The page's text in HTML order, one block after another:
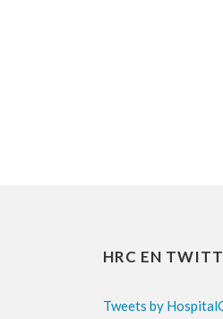
HRC EN
Tweets by